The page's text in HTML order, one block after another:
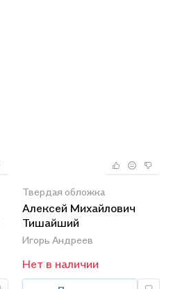
Твердая обложка
Алексей Михайлович
Тишайший
Игорь Андреев
Нет в наличии